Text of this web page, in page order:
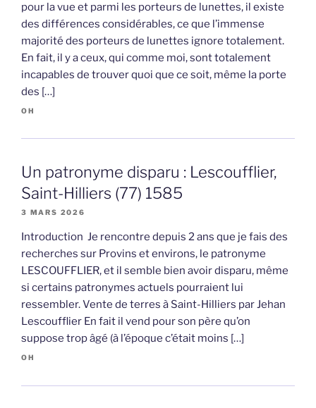
pour la vue et parmi les porteurs de lunettes, il existe
des différences considérables, ce que l’immense
majorité des porteurs de lunettes ignore totalement.
En fait, il y a ceux, qui comme moi, sont totalement
incapables de trouver quoi que ce soit, même la porte
des […]
OH
Un patronyme disparu : Lescoufflier,
Saint-Hilliers (77) 1585
3 MARS 2026
Introduction Je rencontre depuis 2 ans que je fais des
recherches sur Provins et environs, le patronyme
LESCOUFFLIER, et il semble bien avoir disparu, même
si certains patronymes actuels pourraient lui
ressembler. Vente de terres à Saint-Hilliers par Jehan
Lescoufflier En fait il vend pour son père qu’on
suppose trop âgé (à l’époque c’était moins […]
OH